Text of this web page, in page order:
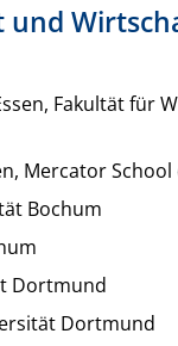
und
Fakultät für
Mercator
Bochum
Dortmund
Dortmund